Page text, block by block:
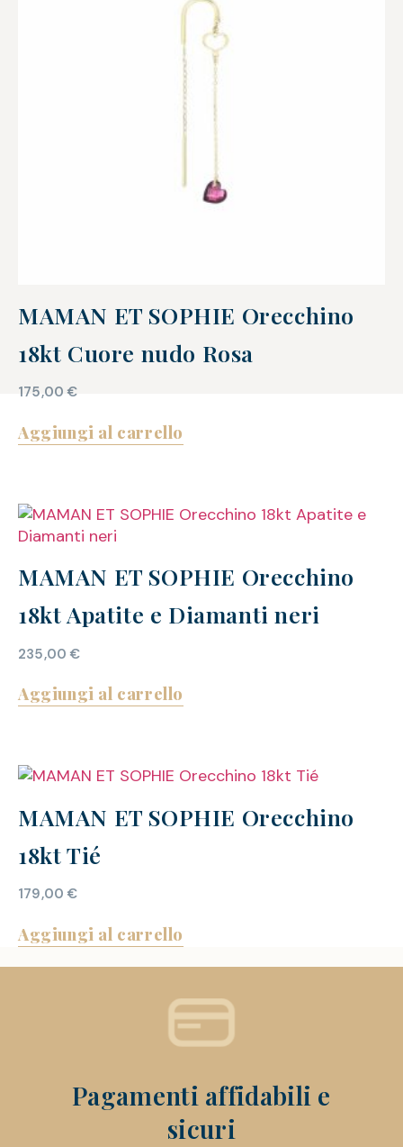
MAMAN ET SOPHIE Orecchino
18kt Cuore nudo Rosa
175,00€
Aggiungi al carrello
MAMAN ET SOPHIE Orecchino
18kt Apatite e Diamanti neri
235,00€
Aggiungi al carrello
MAMAN ET SOPHIE Orecchino
18kt Tié
179,00€
Aggiungi al carrello
Pagamenti affidabili e
sicuri